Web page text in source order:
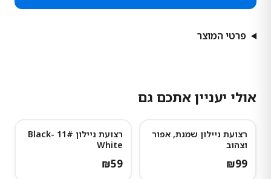
פרטי המוצר
אולי יעניין אתכם גם
רצועת ניילון שמנת, אפור
וצהוב
₪99
רצועת ניילון 11# Black-
White
₪59